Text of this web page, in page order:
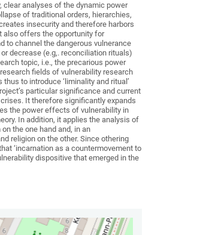
clear analyses of the dynamic power
of traditional orders, hierarchies,
insecurity and therefore harbors
also offers the opportunity for
to channel the dangerous vulnerance
decrease (e.g,. reconciliation rituals)
topic, i.e., the precarious power
fields of vulnerability research
to introduce ‘liminality and ritual’
particular significance and current
It therefore significantly expands
the power effects of vulnerability in
In addition, it applies the analysis of
the one hand and, in an
religion on the other. Since othering
‘incarnation as a countermovement to
dispositive that emerged in the